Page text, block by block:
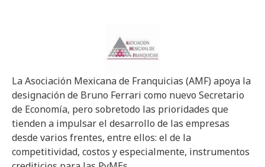
La Asociación Mexicana de Franquicias (AMF) apoya la
designación de Bruno Ferrari como nuevo Secretario
de Economía, pero sobretodo las prioridades que
tienden a impulsar el desarrollo de las empresas
desde varios frentes, entre ellos: el de la
competitividad, costos y especialmente, instrumentos